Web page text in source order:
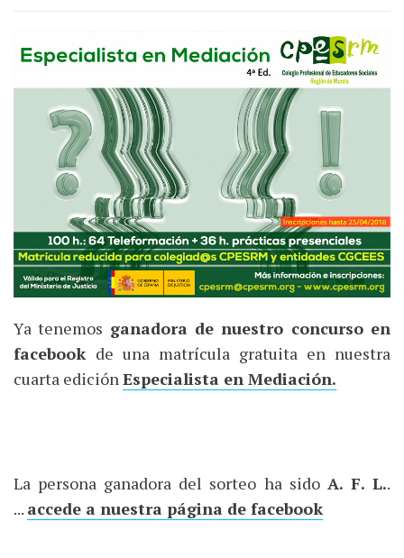
Ya tenemos ganadora de nuestro concurso en
facebook de una matrícula gratuita en nuestra
cuarta ediciónEspecialista en Mediación.
La persona ganadora del sorteo ha sido A. F. L..
... accede a nuestra página de facebook